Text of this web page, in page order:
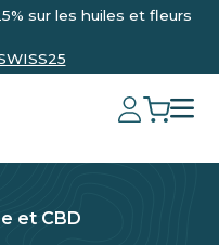
sur les huiles et fleurs
et CBD